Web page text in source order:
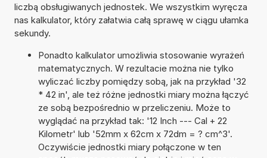
liczbą obsługiwanych jednostek. We wszystkim wyręcza
nas kalkulator, który załatwia całą sprawę w ciągu ułamka
sekundy.
Ponadto kalkulator umożliwia stosowanie wyrażeń
matematycznych. W rezultacie można nie tylko
wyliczać liczby pomiędzy sobą, jak na przykład '32
* 42 in', ale też różne jednostki miary można łączyć
ze sobą bezpośrednio w przeliczeniu. Może to
wyglądać na przykład tak: '12 Inch --- Cal + 22
Kilometr' lub '52mm x 62cm x 72dm = ? cm^3'.
Oczywiście jednostki miary połączone w ten